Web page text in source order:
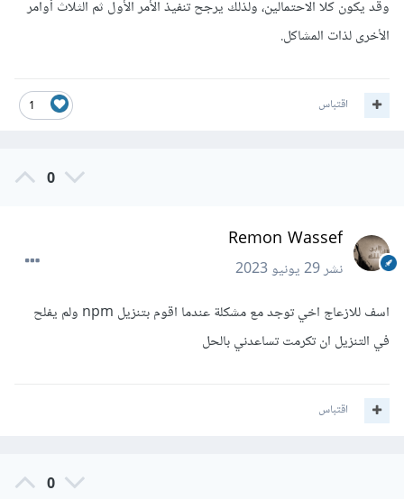
وقد يكون كلا الاحتمالين، ولذلك يرجح تنفيذ الأمر الأول ثم الثلاث أوامر
الأخرى لذات المشاكل.
1 اقتباس
0
Remon Wassef
نشر29 يونيو 2023
اسف للازعاج اخي توجد مع مشكلة عندما اقوم بتنزيل npm ولم يفلح
في التنزيل ان تكرمت تساعدني بالحل
اقتباس
0